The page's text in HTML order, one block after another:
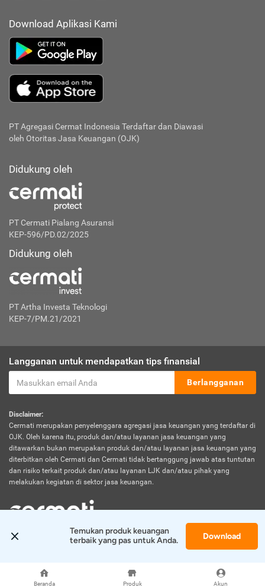
Beranda Produk Akun
Download Aplikasi Kami
PT Agregasi Cermat Indonesia Terdaftar dan Diawasi
oleh Otoritas Jasa Keuangan (OJK)
Didukung oleh
PT Cermati Pialang Asuransi
KEP-596/PD.02/2025
Didukung oleh
PT Artha Investa Teknologi
KEP-7/PM.21/2021
Langganan untuk mendapatkan tips finansial
Berlangganan
Disclaimer:
Cermati merupakan penyelenggara agregasi jasa keuangan yang terdaftar di
OJK. Oleh karena itu, produk dan/atau layanan jasa keuangan yang
ditawarkan bukan merupakan produk dan/atau layanan jasa keuangan yang
diterbitkan oleh Cermati dan Cermati tidak bertanggung jawab atas tuntutan
dan risiko terkait produk dan/atau layanan LJK dan/atau pihak yang
melakukan kegiatan di sektor jasa keuangan.
© 2026 Cermati. All Rights Reserved.
Temukan produk keuangan
terbaik yang pas untuk Anda.
Download